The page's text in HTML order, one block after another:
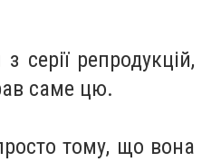
серії репродукцій,
саме цю.
тому, що вона